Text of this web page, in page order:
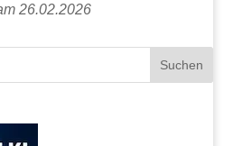
26.02.2026